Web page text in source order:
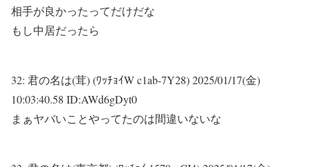
相手が良かったってだけだな
もし中居だったら
32: 君の名は(茸) (ﾜｯﾁｮｲW c1ab-7Y28)2025/01/17(金)
10:03:40.58 ID:AWd6gDyt0
まぁヤバいことやってたのは間違いないな